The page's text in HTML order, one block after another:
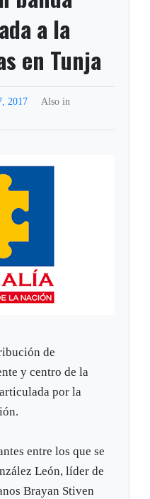
a la
en Tunja
2017
Also in
de
y centro de la
por la
entre los que se
León, líder de
Brayan Stiven